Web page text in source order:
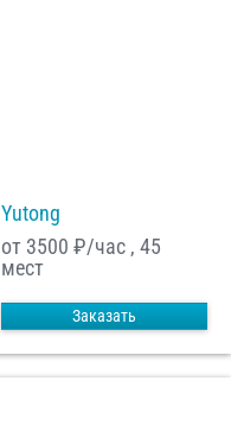
Yutong
от 3500 ₽/час , 45
мест
Заказать